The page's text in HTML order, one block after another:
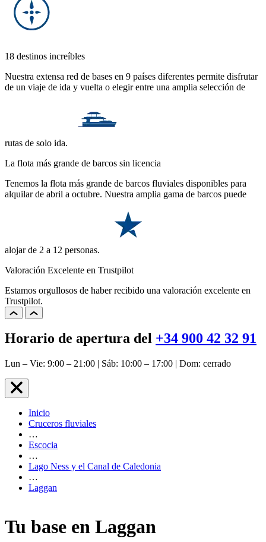
18 destinos increíbles
Nuestra extensa red de bases en 9 países diferentes permite disfrutar
de un viaje de ida y vuelta o elegir entre una amplia selección de
rutas de solo ida.
La flota más grande de barcos sin licencia
Tenemos la flota más grande de barcos fluviales disponibles para
alquilar de abril a octubre. Nuestra amplia gama de barcos puede
alojar de 2 a 12 personas.
Valoración Excelente en Trustpilot
Estamos orgullosos de haber recibido una valoración excelente en
Trustpilot.
Horario de apertura del +34 900 42 32 91
Lun – Vie: 9:00 – 21:00 | Sáb: 10:00 – 17:00 | Dom: cerrado
Inicio
Cruceros fluviales
…
Escocia
…
Lago Ness y el Canal de Caledonia
…
Laggan
Tu base en Laggan